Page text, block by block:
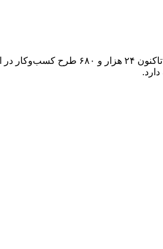
مدیرکل تعاون، کار و رفاه اجتماعی آذربایجان شرقی از تحقق